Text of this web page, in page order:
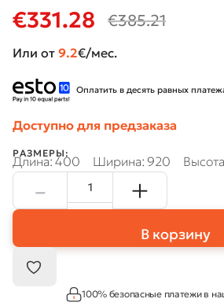
€331.28 €385.21
Или от 9.2€/мес.
Оплатить в десять равных
Доступно для предзаказа
РАЗМЕРЫ:
Длина: 400 Ширина: 920
В корзину
100% безопасные платежи в